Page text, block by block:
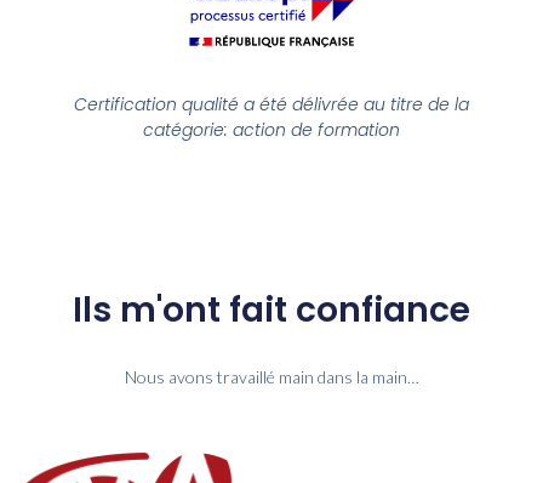
Certification qualité a été délivrée au titre de la
catégorie: action de formation
Ils m'ont fait confiance
Nous avons travaillé main dans la main…